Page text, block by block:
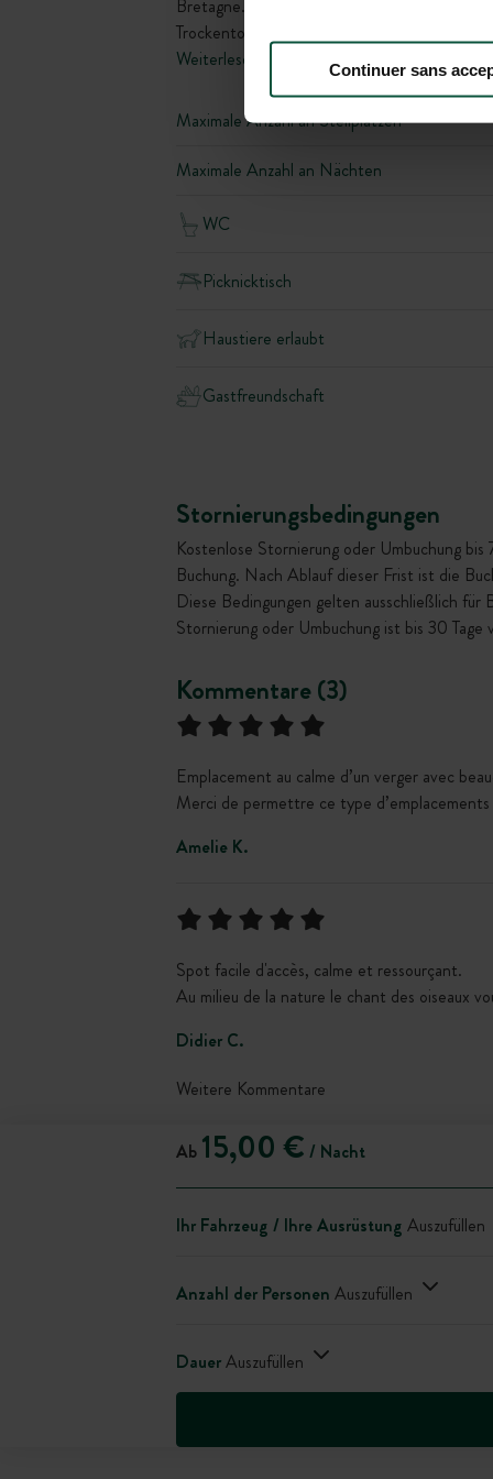
Continuer sans
Bretagne. Die Pointe du Raz, der Strand
Trockentoiletten sind vor Ort verfügbar. Ein
Weiterlesen
Maximale Anzahl an Stellplätzen
Maximale Anzahl an Nächten
WC
Picknicktisch
Haustiere erlaubt
Gastfreundschaft
Stornierungsbedingungen
Kostenlose Stornierung oder Umbuchung
Buchung. Nach Ablauf dieser Frist ist die
Diese Bedingungen gelten ausschließlich
Stornierung oder Umbuchung ist bis 30
Kommentare (3)
Emplacement au calme d’un verger avec
Merci de permettre ce type d’emplacements
Amelie K.
Spot facile d'accès, calme et ressourçant.
Au milieu de la nature le chant des oiseaux
Didier C.
Weitere Kommentare
Ab 15,00 € / Nacht
Ihr Fahrzeug / Ihre Ausrüstung Auszufüllen
Anzahl der Personen Auszufüllen
DauerAuszufüllen